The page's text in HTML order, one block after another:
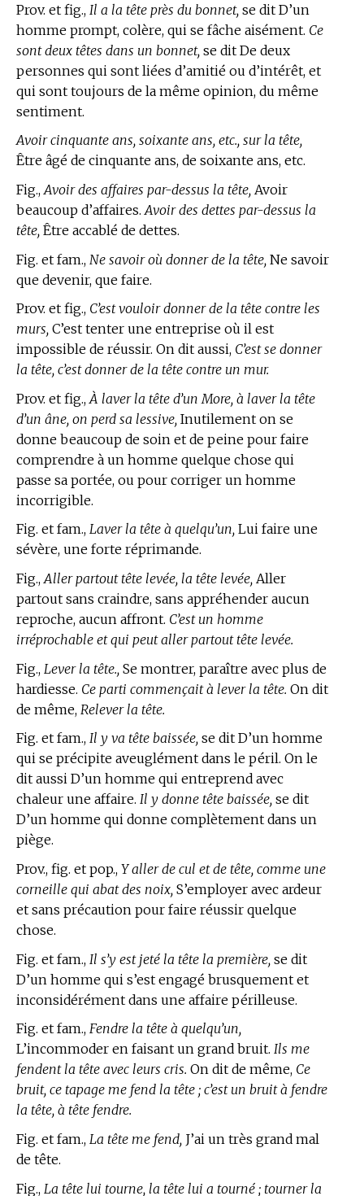
Prov. et fig., Il a la tête près du bonnet, se dit D’un
homme prompt, colère, qui se fâche aisément. Ce
sont deux têtes dans un bonnet, se dit De deux
personnes qui sont liées d’amitié ou d’intérêt, et
qui sont toujours de la même opinion, du même
sentiment.
Avoir cinquante ans, soixante ans, etc., sur la tête,
Être âgé de cinquante ans, de soixante ans, etc.
Fig., Avoir des affaires par-dessus la tête, Avoir
beaucoup d’affaires. Avoir des dettes par-dessus la
tête, Être accablé de dettes.
Fig. et fam., Ne savoir où donner de la tête, Ne savoir
que devenir, que faire.
Prov. et fig., C’est vouloir donner de la tête contre les
murs, C’est tenter une entreprise où il est
impossible de réussir. On dit aussi, C’est se donner
la tête, c’est donner de la tête contre un mur.
Prov. et fig., À laver la tête d’un More, à laver la tête
d’un âne, on perd sa lessive, Inutilement on se
donne beaucoup de soin et de peine pour faire
comprendre à un homme quelque chose qui
passe sa portée, ou pour corriger un homme
incorrigible.
Fig. et fam., Laver la tête à quelqu’un, Lui faire une
sévère, une forte réprimande.
Fig.,Aller partout tête levée, la tête levée, Aller
partout sans craindre, sans appréhender aucun
reproche, aucun affront. C’est un homme
irréprochable et qui peut aller partout tête levée.
Fig., Lever la tête., Se montrer, paraître avec plus de
hardiesse. Ce parti commençait à lever la tête. On dit
de même, Relever la tête.
Fig. et fam., Il y va tête baissée, se dit D’un homme
qui se précipite aveuglément dans le péril. On le
dit aussi D’un homme qui entreprend avec
chaleur une affaire. Il y donne tête baissée, se dit
D’un homme qui donne complètement dans un
piège.
Prov., fig. et pop., Y aller de cul et de tête, comme une
corneille qui abat des noix, S’employer avec ardeur
et sans précaution pour faire réussir quelque
chose.
Fig. et fam., Il s’y est jeté la tête la première, se dit
D’un homme qui s’est engagé brusquement et
inconsidérément dans une affaire périlleuse.
Fig. et fam., Fendre la tête à quelqu’un,
L’incommoder en faisant un grand bruit. Ils me
fendent la tête avec leurs cris. On dit de même, Ce
bruit, ce tapage me fend la tête ; c’est un bruit à fendre
la tête, à tête fendre.
Fig. et fam., La tête me fend, J’ai un très grand mal
de tête.
Fig., La tête lui tourne, la tête lui a tourné ; tourner la